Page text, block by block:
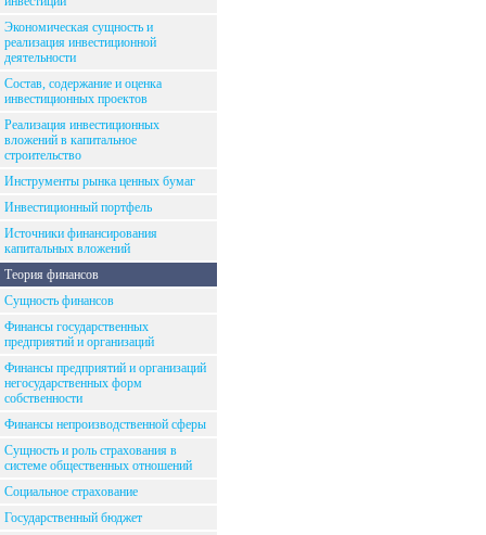
Экономическая сущность и
реализация инвестиционной
деятельности
Состав, содержание и оценка
инвестиционных проектов
Реализация инвестиционных
вложений в капитальное
строительство
Инструменты рынка ценных бумаг
Инвестиционный портфель
Источники финансирования
капитальных вложений
Теория финансов
Сущность финансов
Финансы государственных
предприятий и организаций
Финансы предприятий и организаций
негосударственных форм
собственности
Финансы непроизводственной сферы
Сущность и роль страхования в
системе общественных отношений
Социальное страхование
Государственный бюджет